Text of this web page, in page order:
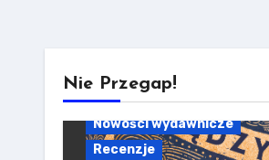
Nie Przegap!
Nowości wydawnicze
Recenzje